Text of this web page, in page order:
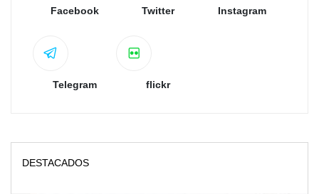
Facebook Twitter Instagram
Telegram flickr
DESTACADOS